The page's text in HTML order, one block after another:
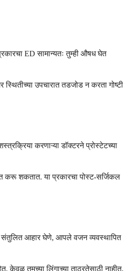
ED सामान्यतः तुम्ही औषध घेत
उपचारात तडजोड न करता गोष्टी
करणाऱ्या डॉक्टरने प्रोस्टेटच्या
करू शकतात. या प्रकारचा पोस्ट-सर्जिकल
संतुलित आहार घेणे, आपले वजन व्यवस्थापित
तुमच्या लिंगाच्या ताठरतेसाठी नाहीत.